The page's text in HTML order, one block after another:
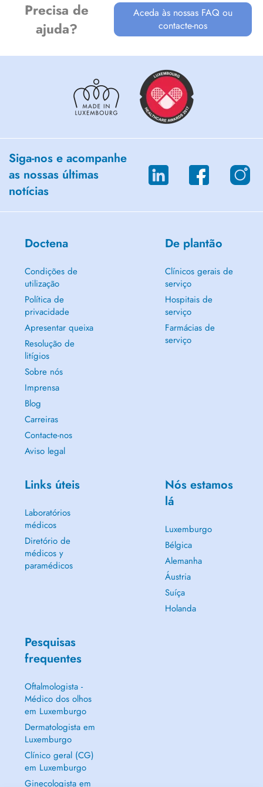
Precisa de
ajuda?
Aceda às nossas FAQ ou
contacte-nos
Siga-nos e acompanhe
as nossas últimas
notícias
Doctena
Condições de
utilização
Política de
privacidade
Apresentar queixa
Resolução de
litígios
Sobre nós
Imprensa
Blog
Carreiras
Contacte-nos
Aviso legal
De plantão
Clínicos gerais de
serviço
Hospitais de
serviço
Farmácias de
serviço
Links úteis
Laboratórios
médicos
Diretório de
médicos y
paramédicos
Nós estamos
lá
Luxemburgo
Bélgica
Alemanha
Áustria
Suíça
Holanda
Pesquisas
frequentes
Oftalmologista -
Médico dos olhos
em Luxemburgo
Dermatologista em
Luxemburgo
Clínico geral (CG)
em Luxemburgo
Ginecologista em